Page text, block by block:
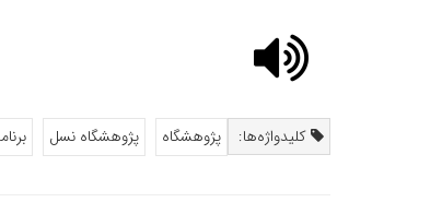
کلیدواژه‌ها: پژوهشگاه پژوهشگاه نسل